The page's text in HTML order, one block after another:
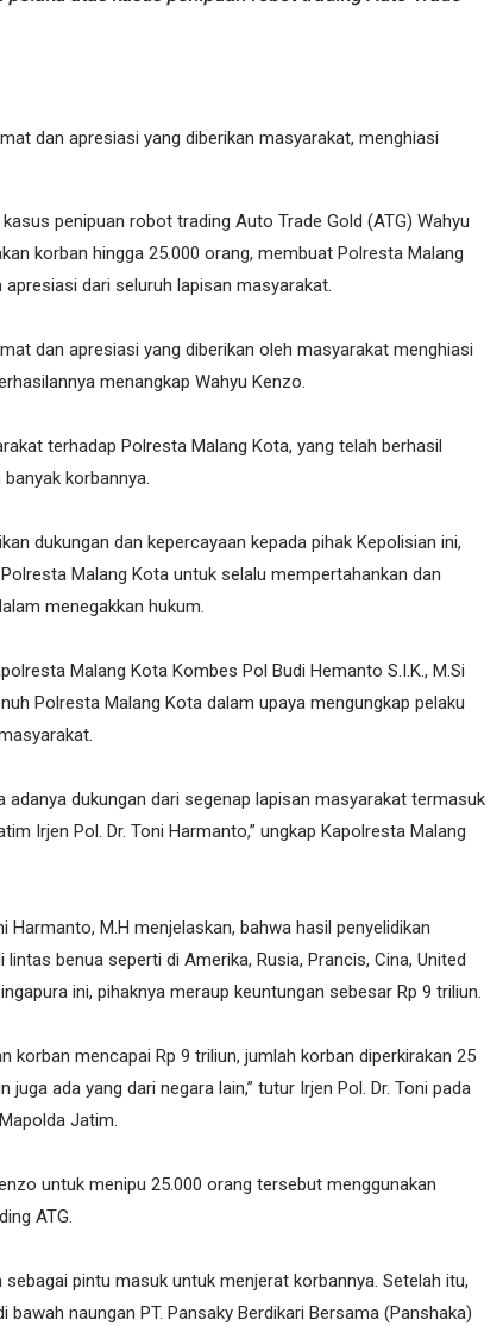
dan apresiasi yang diberikan masyarakat, menghiasi
penipuan robot trading Auto Trade Gold (ATG) Wahyu
korban hingga 25.000 orang, membuat Polresta Malang
dari seluruh lapisan masyarakat.
dan apresiasi yang diberikan oleh masyarakat menghiasi
menangkap Wahyu Kenzo.
terhadap Polresta Malang Kota, yang telah berhasil
korbannya.
dukungan dan kepercayaan kepada pihak Kepolisian ini,
Malang Kota untuk selalu mempertahankan dan
menegakkan hukum.
Malang Kota Kombes Pol Budi Hemanto S.I.K., M.Si
Polresta Malang Kota dalam upaya mengungkap pelaku
adanya dukungan dari segenap lapisan masyarakat termasuk
Irjen Pol. Dr. Toni Harmanto,” ungkap Kapolresta Malang
Harmanto, M.H menjelaskan, bahwa hasil penyelidikan
benua seperti di Amerika, Rusia, Prancis, Cina, United
ini, pihaknya meraup keuntungan sebesar Rp 9 triliun.
korban mencapai Rp 9 triliun, jumlah korban diperkirakan 25
ada yang dari negara lain,” tutur Irjen Pol. Dr. Toni pada
Jatim.
untuk menipu 25.000 orang tersebut menggunakan
ATG.
pintu masuk untuk menjerat korbannya. Setelah itu,
naungan PT. Pansaky Berdikari Bersama (Panshaka)